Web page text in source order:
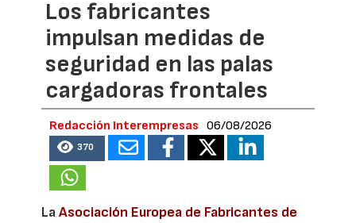
Los fabricantes
impulsan medidas de
seguridad en las palas
cargadoras frontales
Redacción Interempresas 06/08/2026
370
LaAsociación Europea de Fabricantes de